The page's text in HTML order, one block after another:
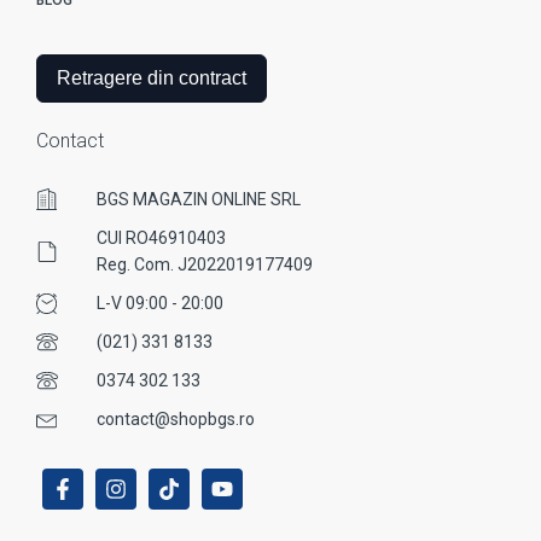
Retragere din contract
Contact
BGS MAGAZIN ONLINE SRL
CUI RO46910403
Reg. Com. J2022019177409
L-V 09:00 - 20:00
(021) 331 8133
0374 302 133
contact@shopbgs.ro